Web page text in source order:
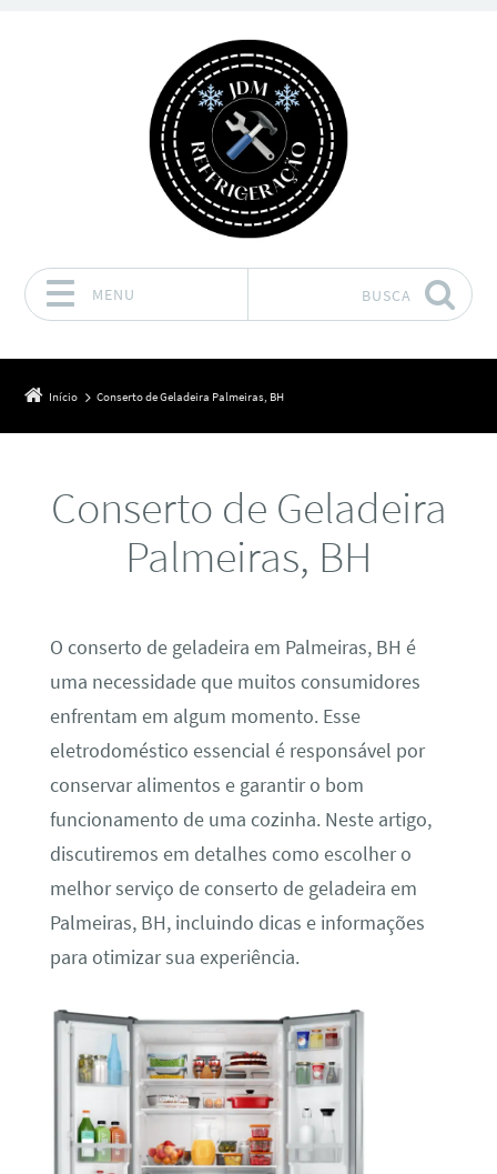
MENU BUSCA
Início Conserto de Geladeira Palmeiras, BH
Conserto de Geladeira
Palmeiras, BH
O conserto de geladeira em Palmeiras, BH é
uma necessidade que muitos consumidores
enfrentam em algum momento. Esse
eletrodoméstico essencial é responsável por
conservar alimentos e garantir o bom
funcionamento de uma cozinha. Neste artigo,
discutiremos em detalhes como escolher o
melhor serviço de conserto de geladeira em
Palmeiras, BH, incluindo dicas e informações
para otimizar sua experiência.